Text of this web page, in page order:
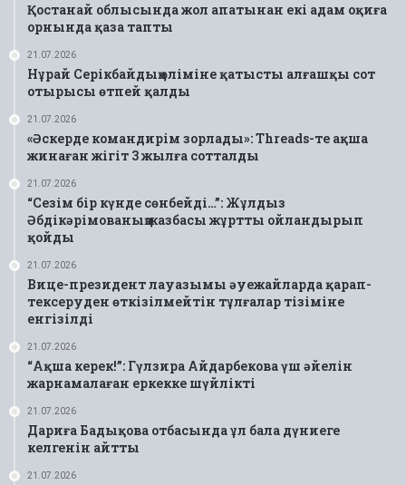
Қостанай облысында жол апатынан екі адам оқиға
орнында қаза тапты
21.07.2026
Нұрай Серікбайдың өліміне қатысты алғашқы сот
отырысы өтпей қалды
21.07.2026
«Әскерде командирім зорлады»: Threads-те ақша
жинаған жігіт 3 жылға сотталды
21.07.2026
“Сезім бір күнде сөнбейді…”: Жұлдыз
Әбдікәрімованың жазбасы жұртты ойландырып
қойды
21.07.2026
Вице-президент лауазымы әуежайларда қарап-
тексеруден өткізілмейтін тұлғалар тізіміне
енгізілді
21.07.2026
“Ақша керек!”: Гүлзира Айдарбекова үш әйелін
жарнамалаған еркекке шүйлікті
21.07.2026
Дариға Бадықова отбасында ұл бала дүниеге
келгенін айтты
21.07.2026